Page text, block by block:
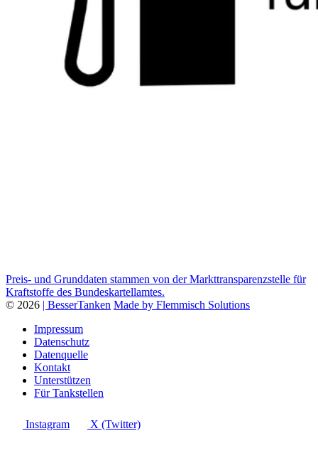
Preis- und Grunddaten stammen von der Markttransparenzstelle für
Kraftstoffe des Bundeskartellamtes.
© 2026 | BesserTanken Made by Flemmisch Solutions
Impressum
Datenschutz
Datenquelle
Kontakt
Unterstützen
Für Tankstellen
Instagram X (Twitter)